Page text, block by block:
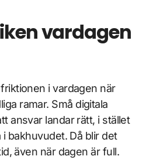
vardagen
i vardagen när
ramar. Små digitala
ansvar landar rätt, i stället
bakhuvudet. Då blir det
även när dagen är full.